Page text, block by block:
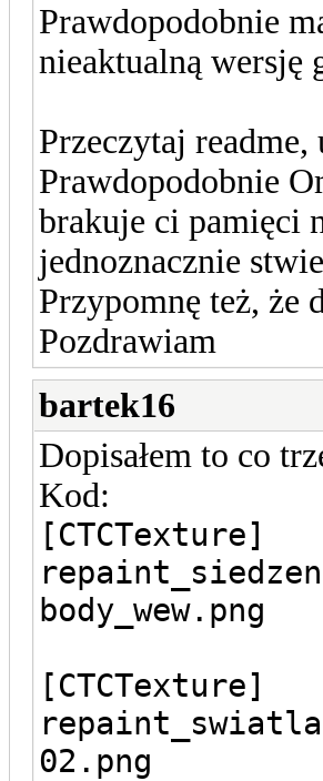
Prawdopodobnie
nieaktualną wersję
Przeczytaj
Prawdopodobnie
brakuje ci pamięci
jednoznacznie
Przypomnę też, że
Pozdrawiam
bartek16
Dopisałem to co
Kod:
[CTCTexture]
body_wew.png
[CTCTexture]
repaint_swiatla
02.png